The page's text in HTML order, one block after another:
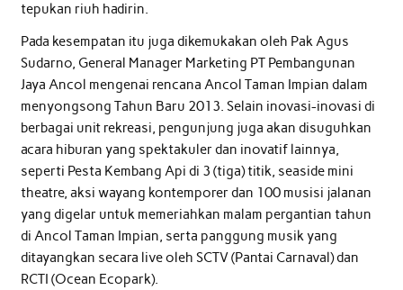
tepukan riuh hadirin.
Pada kesempatan itu juga dikemukakan oleh Pak Agus
Sudarno, General Manager Marketing PT Pembangunan
Jaya Ancol mengenai rencana Ancol Taman Impian dalam
menyongsong Tahun Baru 2013. Selain inovasi-inovasi di
berbagai unit rekreasi, pengunjung juga akan disuguhkan
acara hiburan yang spektakuler dan inovatif lainnya,
seperti Pesta Kembang Api di 3 (tiga) titik, seaside mini
theatre, aksi wayang kontemporer dan 100 musisi jalanan
yang digelar untuk memeriahkan malam pergantian tahun
di Ancol Taman Impian, serta panggung musik yang
ditayangkan secara live oleh SCTV (Pantai Carnaval) dan
RCTI (Ocean Ecopark).